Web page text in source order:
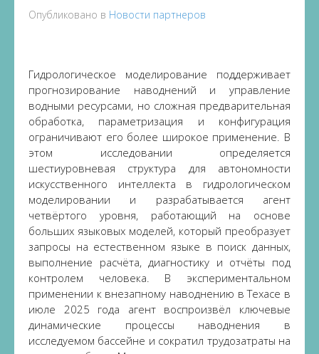
Опубликовано в Новости партнеров
Гидрологическое моделирование поддерживает
прогнозирование наводнений и управление
водными ресурсами, но сложная предварительная
обработка, параметризация и конфигурация
ограничивают его более широкое применение. В
этом исследовании определяется
шестиуровневая структура для автономности
искусственного интеллекта в гидрологическом
моделировании и разрабатывается агент
четвёртого уровня, работающий на основе
больших языковых моделей, который преобразует
запросы на естественном языке в поиск данных,
выполнение расчёта, диагностику и отчёты под
контролем человека. В экспериментальном
применении к внезапному наводнению в Техасе в
июле 2025 года агент воспроизвёл ключевые
динамические процессы наводнения в
исследуемом бассейне и сократил трудозатраты на